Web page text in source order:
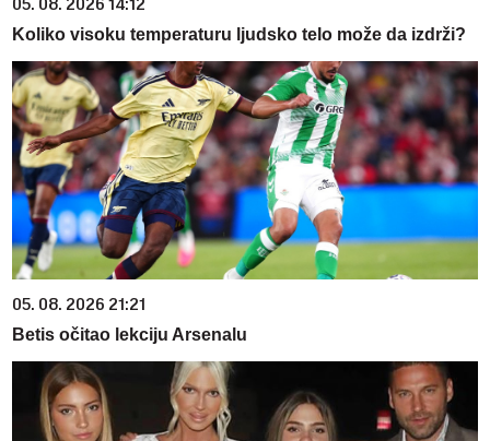
05. 08. 2026 14:12
Koliko visoku temperaturu ljudsko telo može da izdrži?
05. 08. 2026 21:21
Betis očitao lekciju Arsenalu